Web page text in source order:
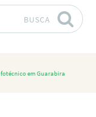
BUSCA
em Guarabira